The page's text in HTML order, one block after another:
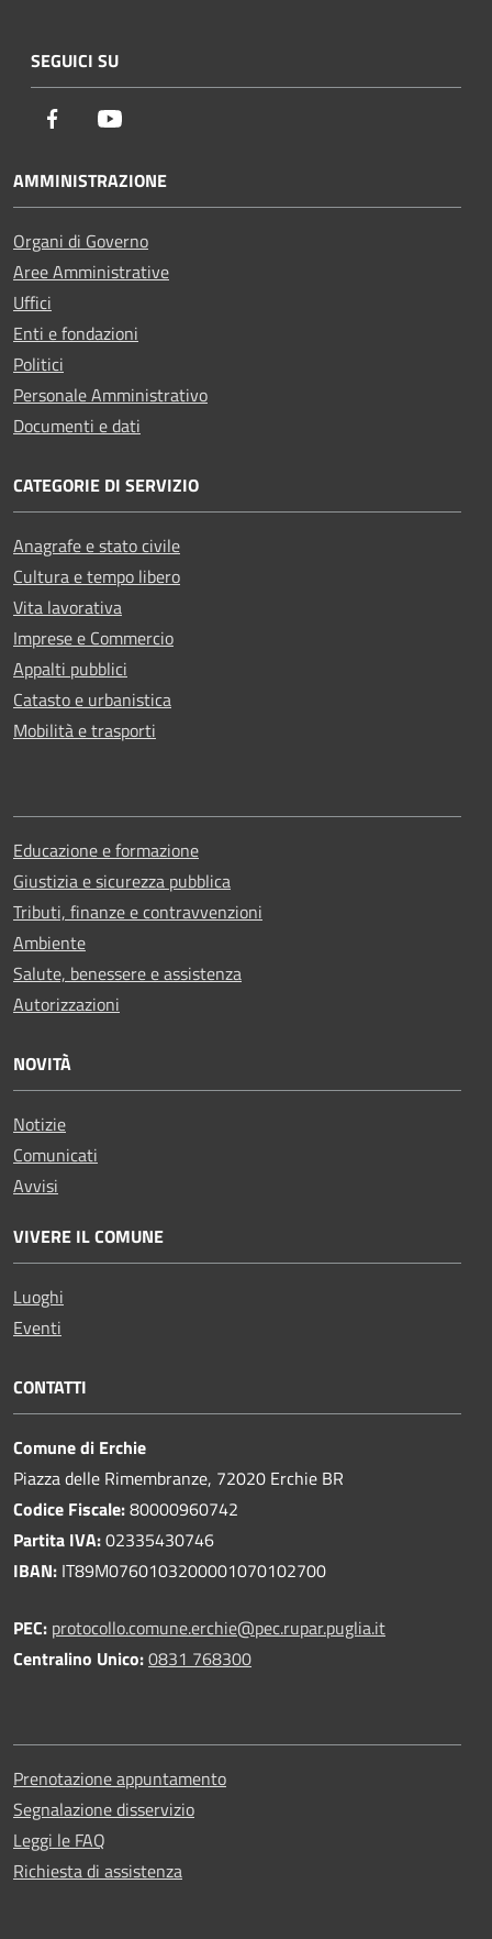
SEGUICI SU
Facebook
AMMINISTRAZIONE
Organi di Governo
Aree Amministrative
Uffici
Enti e fondazioni
Politici
Personale Amministrativo
Documenti e dati
CATEGORIE DI SERVIZIO
Anagrafe e stato civile
Cultura e tempo libero
Vita lavorativa
Imprese e Commercio
Appalti pubblici
Catasto e urbanistica
Mobilità e trasporti
Educazione e formazione
Giustizia e sicurezza pubblica
Tributi, finanze e contravvenzioni
Ambiente
Salute, benessere e assistenza
Autorizzazioni
NOVITÀ
Notizie
Comunicati
Avvisi
VIVERE IL COMUNE
Luoghi
Eventi
CONTATTI
Comune di Erchie
Piazza delle Rimembranze, 72020 Erchie BR
Codice Fiscale:80000960742
Partita IVA:02335430746
IBAN: IT89M0760103200001070102700
PEC: protocollo.comune.erchie@pec.rupar.puglia.it
Centralino Unico:0831 768300
Prenotazione appuntamento
Segnalazione disservizio
Leggi le FAQ
Richiesta di assistenza